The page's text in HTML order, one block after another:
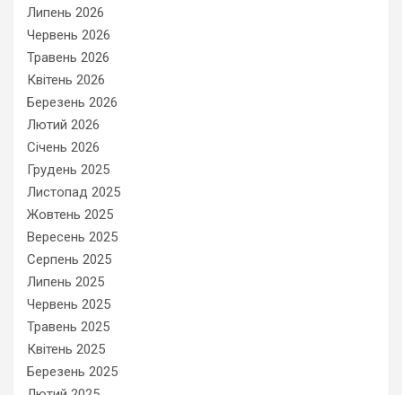
Липень 2026
Червень 2026
Травень 2026
Квітень 2026
Березень 2026
Лютий 2026
Січень 2026
Грудень 2025
Листопад 2025
Жовтень 2025
Вересень 2025
Серпень 2025
Липень 2025
Червень 2025
Травень 2025
Квітень 2025
Березень 2025